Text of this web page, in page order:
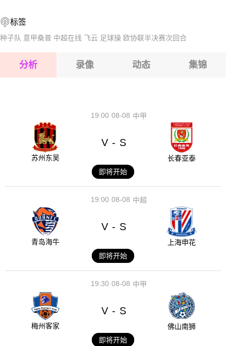
2026-08-16 【球会友谊】 萨尔茨堡VS哈尔科夫冶金1925
标签
种子队 意甲桑普 中超在线 飞云 足球操 欧协联半决赛次回合
分析 录像 动态 集锦
08-08
19:00 中甲
苏州东吴
V - S
长春亚泰
即将开始
08-08
19:00 中超
青岛海牛
V - S
上海申花
即将开始
08-08
19:30 中甲
梅州客家
V - S
佛山南狮
即将开始